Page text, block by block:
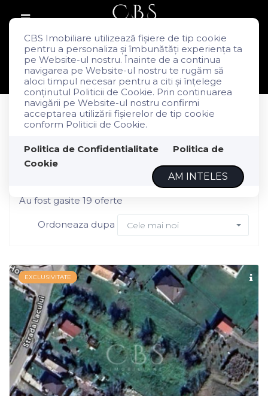
CBS Imobiliare utilizează fişiere de tip cookie
pentru a personaliza și îmbunătăți experiența ta
pe Website-ul nostru. Înainte de a continua
navigarea pe Website-ul nostru te rugăm să
aloci timpul necesar pentru a citi și înțelege
conținutul Politicii de Cookie. Prin continuarea
navigării pe Website-ul nostru confirmi
acceptarea utilizării fişierelor de tip cookie
conform Politicii de Cookie.
Politica de Confidentialitate
Politica de
Cookie
AM INTELES
Filtreaza
Vanzare
Terenuri
Terenuri de vanzare
Au fost gasite 19 oferte
Ordoneaza dupa Cele mai noi
EXCLUSIVITATE